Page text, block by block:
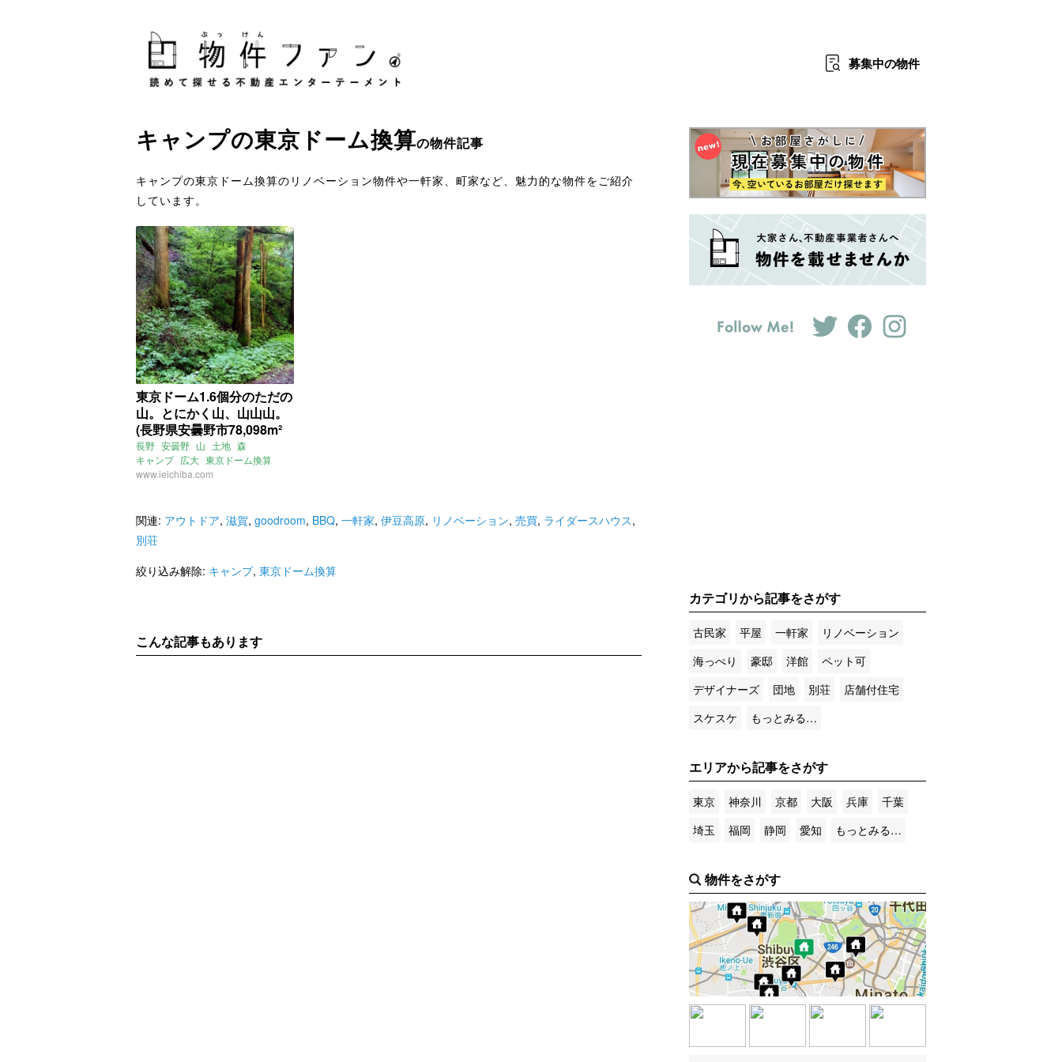
募集中の物件
キャンプの東京ドーム換算の物件記事
キャンプの東京ドーム換算のリノベーション物件や一軒家、町家など、魅力的な物件をご紹介
しています。
東京ドーム1.6個分のただの
山。とにかく山、山山山。
(長野県安曇野市78,098m²
の売買物件)
長野 安曇野 山 土地 森
キャンプ 広大 東京ドーム換算
デイリーポータルZ
www.ieichiba.com
関連: アウトドア, 滋賀, goodroom, BBQ, 一軒家, 伊豆高原, リノベーション, 売買, ライダースハウス,
別荘
絞り込み解除: キャンプ, 東京ドーム換算
こんな記事もあります
カテゴリから記事をさがす
古民家 平屋 一軒家
リノベーション
海っぺり
豪邸 洋館
ペット可
デザイナーズ
団地 別荘
店舗付住宅
スケスケ
もっとみる…
エリアから記事をさがす
東京 神奈川 京都 大阪 兵庫
千葉
埼玉
福岡 静岡 愛知 もっとみる…
物件をさがす